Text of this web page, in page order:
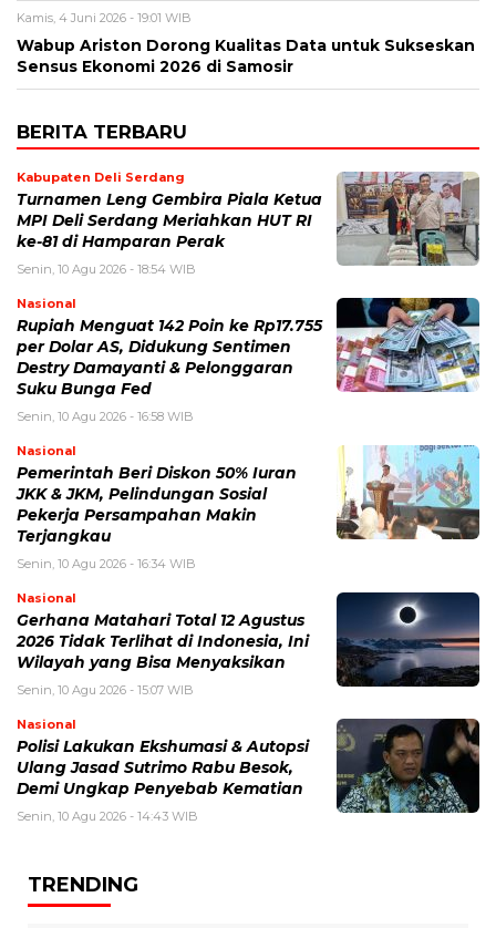
Kamis, 4 Juni 2026 - 19:01 WIB
​Wabup Ariston Dorong Kualitas Data untuk Sukseskan
Sensus Ekonomi 2026 di Samosir
BERITA TERBARU
Kabupaten Deli Serdang
Turnamen Leng Gembira Piala Ketua
MPI Deli Serdang Meriahkan HUT RI
ke-81 di Hamparan Perak
Senin, 10 Agu 2026 - 18:54 WIB
Nasional
Rupiah Menguat 142 Poin ke Rp17.755
per Dolar AS, Didukung Sentimen
Destry Damayanti & Pelonggaran
Suku Bunga Fed
Senin, 10 Agu 2026 - 16:58 WIB
Nasional
Pemerintah Beri Diskon 50% Iuran
JKK & JKM, Pelindungan Sosial
Pekerja Persampahan Makin
Terjangkau
Senin, 10 Agu 2026 - 16:34 WIB
Nasional
Gerhana Matahari Total 12 Agustus
2026 Tidak Terlihat di Indonesia, Ini
Wilayah yang Bisa Menyaksikan
Senin, 10 Agu 2026 - 15:07 WIB
Nasional
Polisi Lakukan Ekshumasi & Autopsi
Ulang Jasad Sutrimo Rabu Besok,
Demi Ungkap Penyebab Kematian
Senin, 10 Agu 2026 - 14:43 WIB
TRENDING